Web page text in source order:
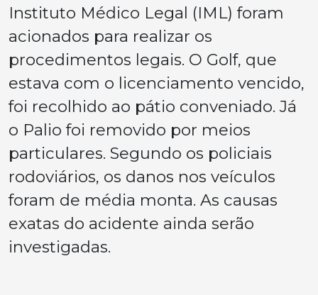
Instituto Médico Legal (IML) foram
acionados para realizar os
procedimentos legais. O Golf, que
estava com o licenciamento vencido,
foi recolhido ao pátio conveniado. Já
o Palio foi removido por meios
particulares. Segundo os policiais
rodoviários, os danos nos veículos
foram de média monta. As causas
exatas do acidente ainda serão
investigadas.